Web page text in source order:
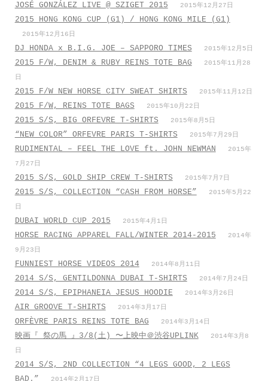
JOSÉ GONZÁLEZ LIVE @ SZIGET 2015 2015年12月27日
2015 HONG KONG CUP (G1) / HONG KONG MILE (G1)
2015年12月16日
DJ HONDA x B.I.G. JOE – SAPPORO TIMES 2015年12月5日
2015 F/W, DENIM & RUBY REINS TOTE BAG
2015年11月28
日
2015 F/W NEW HORSE CITY SWEAT SHIRTS 2015年11月12日
2015 F/W, REINS TOTE BAGS 2015年10月22日
2015 S/S, BIG ORFEVRE T-SHIRTS 2015年8月5日
“NEW COLOR” ORFEVRE PARIS T-SHIRTS 2015年7月29日
RUDIMENTAL – FEEL THE LOVE ft. JOHN NEWMAN
2015年
7月27日
2015 S/S, GOLD SHIP CREW T-SHIRTS 2015年7月7日
2015 S/S, COLLECTION “CASH FROM HORSE”
2015年5月22
日
DUBAI WORLD CUP 2015 2015年4月1日
HORSE RACING APPAREL FALL/WINTER 2014-2015
2014年
9月23日
FUNNIEST HORSE VIDEOS 2014 2014年8月11日
2014 S/S, GENTILDONNA DUBAI T-SHIRTS 2014年7月24日
2014 S/S, EPIPHANEIA JESUS HOODIE 2014年3月26日
AIR GROOVE T-SHIRTS 2014年3月17日
ORFÈVRE PARIS REINS TOTE BAG 2014年3月14日
映画『 祭の馬 』3/8(土) 〜上映中＠渋谷UPLINK
2014年3月8
日
2014 S/S, 2ND COLLECTION “4 LEGS GOOD, 2 LEGS
BAD.”
2014年2月17日